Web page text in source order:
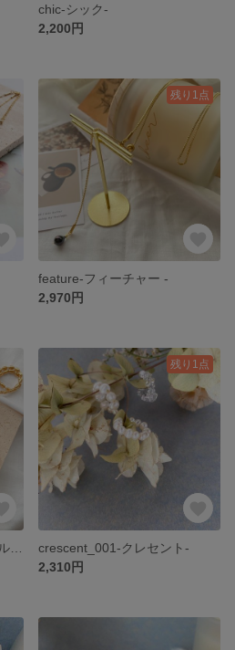
chic-シック-
2,200円
残り1点
feature-フィーチャー -
2,970円
残り1点
crescent_001-クレセント-
2,310円